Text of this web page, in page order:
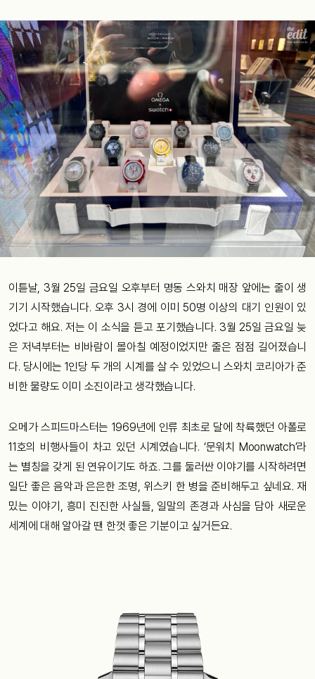
이튿날, 3월 25일 금요일 오후부터 명동 스와치 매장 앞에는 줄이 생
기기 시작했습니다. 오후 3시 경에 이미 50명 이상의 대기 인원이 있
었다고 해요. 저는 이 소식을 듣고 포기했습니다. 3월 25일 금요일 늦
은 저녁부터는 비바람이 몰아칠 예정이었지만 줄은 점점 길어졌습니
다. 당시에는 1인당 두 개의 시계를 살 수 있었으니 스와치 코리아가 준
비한 물량도 이미 소진이라고 생각했습니다.
오메가 스피드마스터는 1969년에 인류 최초로 달에 착륙했던 아폴로
11호의 비행사들이 차고 있던 시계였습니다. ‘문워치 Moonwatch’라
는 별칭을 갖게 된 연유이기도 하죠. 그를 둘러싼 이야기를 시작하려면
일단 좋은 음악과 은은한 조명, 위스키 한 병을 준비해두고 싶네요. 재
밌는 이야기, 흥미 진진한 사실들, 일말의 존경과 사심을 담아 새로운
세계에 대해 알아갈 땐 한껏 좋은 기분이고 싶거든요.